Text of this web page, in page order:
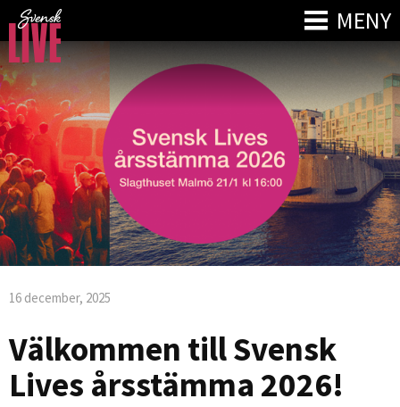
MENY
16 december, 2025
Välkommen till Svensk
Lives årsstämma 2026!